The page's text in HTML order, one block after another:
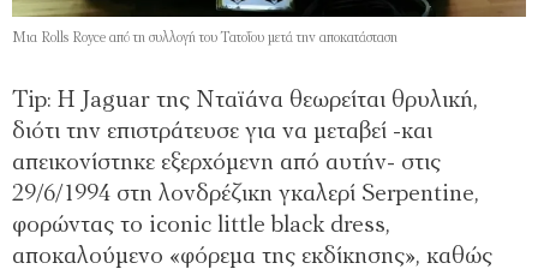
Mια Rolls Royce από τη συλλογή του Τατοΐου μετά την αποκατάσταση
Tip: H Jaguar της Νταϊάνα θεωρείται θρυλική,
διότι την επιστράτευσε για να μεταβεί -και
απεικονίστηκε εξερχόμενη από αυτήν- στις
29/6/1994 στη λονδρέζικη γκαλερί Serpentine,
φορώντας το iconic little black dress,
αποκαλούμενο «φόρεμα της εκδίκησης», καθώς